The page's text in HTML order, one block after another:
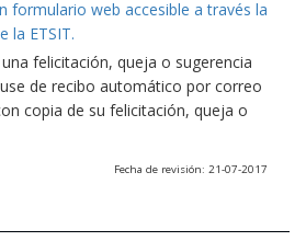
formulario web accesible a través la
la ETSIT.
felicitación, queja o sugerencia
de recibo automático por correo
copia de su felicitación, queja o
Fecha de revisión: 21-07-2017